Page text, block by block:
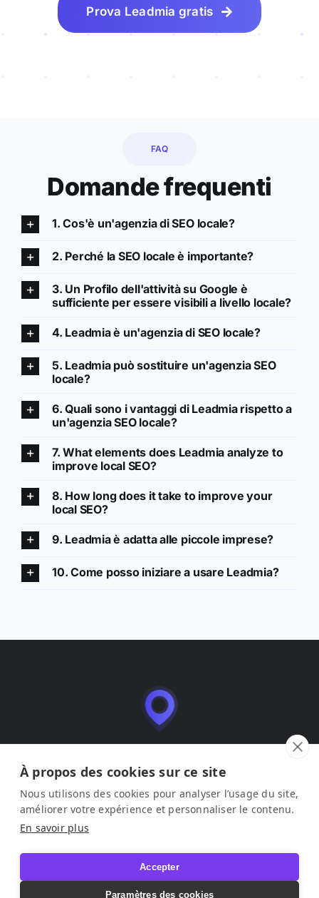
À propos des cookies sur ce site
Nous utilisons des cookies pour analyser l’usage du site,
améliorer votre expérience et personnaliser le contenu.
En savoir plus
Accepter
Paramètres des cookies
Prova Leadmia gratis
FAQ
Domande frequenti
1. Cos'è un'agenzia di SEO locale?
2. Perché la SEO locale è importante?
3. Un Profilo dell'attività su Google è
sufficiente per essere visibili a livello locale?
4. Leadmia è un'agenzia di SEO locale?
5. Leadmia può sostituire un'agenzia SEO
locale?
6. Quali sono i vantaggi di Leadmia rispetto a
un'agenzia SEO locale?
7. What elements does Leadmia analyze to
improve local SEO?
8. How long does it take to improve your
local SEO?
9. Leadmia è adatta alle piccole imprese?
10. Come posso iniziare a usare Leadmia?
l’ottimizzazione delle schede attività (Google Business
Note legali–Condizioni d’uso –Informativa sulla privacy
© 2026 Leadmia. Tutti i diritti riservati.